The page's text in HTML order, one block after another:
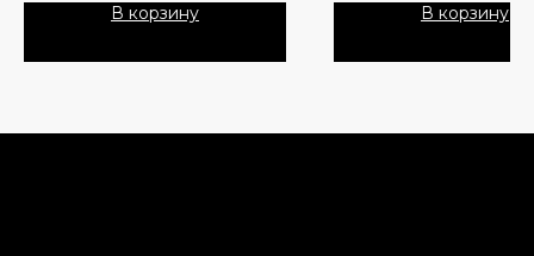
В корзину В корзину
Политика Конфиденциальности